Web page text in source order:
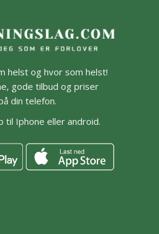
helst og hvor som helst!
gode tilbud og priser
din telefon.
til Iphone eller android.